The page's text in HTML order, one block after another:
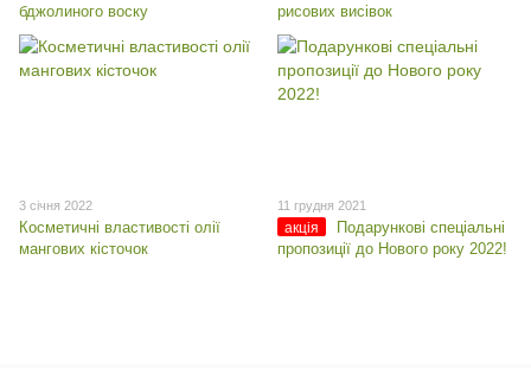
бджолиного воску
рисових висівок
3 січня 2022
Косметичні властивості олії
мангових кісточок
11 грудня 2021
акція
Подарункові спеціальні
пропозиції до Нового року 2022!